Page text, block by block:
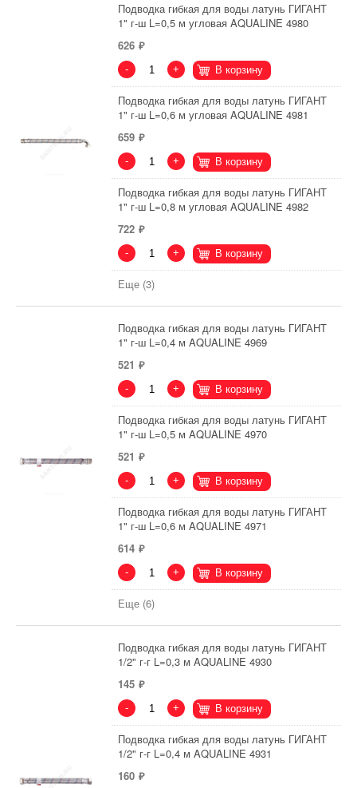
Подводка гибкая для воды латунь ГИГАНТ
1" г-ш L=0,5 м угловая AQUALINE 4980
626
- + В корзину
Подводка гибкая для воды латунь ГИГАНТ
1" г-ш L=0,6 м угловая AQUALINE 4981
659
- + В корзину
Подводка гибкая для воды латунь ГИГАНТ
1" г-ш L=0,8 м угловая AQUALINE 4982
722
- + В корзину
Еще (3)
Подводка гибкая для воды латунь ГИГАНТ
1" г-ш L=0,4 м AQUALINE 4969
521
- + В корзину
Подводка гибкая для воды латунь ГИГАНТ
1" г-ш L=0,5 м AQUALINE 4970
521
- + В корзину
Подводка гибкая для воды латунь ГИГАНТ
1" г-ш L=0,6 м AQUALINE 4971
614
- + В корзину
Еще (6)
Подводка гибкая для воды латунь ГИГАНТ
1/2" г-г L=0,3 м AQUALINE 4930
145
- + В корзину
Подводка гибкая для воды латунь ГИГАНТ
1/2" г-г L=0,4 м AQUALINE 4931
160